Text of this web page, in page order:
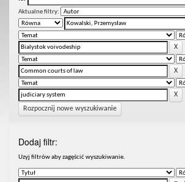
Aktualne filtry:
Rozpocznij nowe wyszukiwanie
Dodaj filtr:
Uzyj filtrów aby zagęścić wyszukiwanie.